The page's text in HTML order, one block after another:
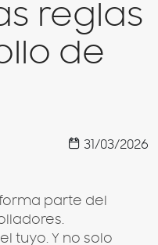
reglas
de
31/03/2026
parte del
tuyo. Y no solo